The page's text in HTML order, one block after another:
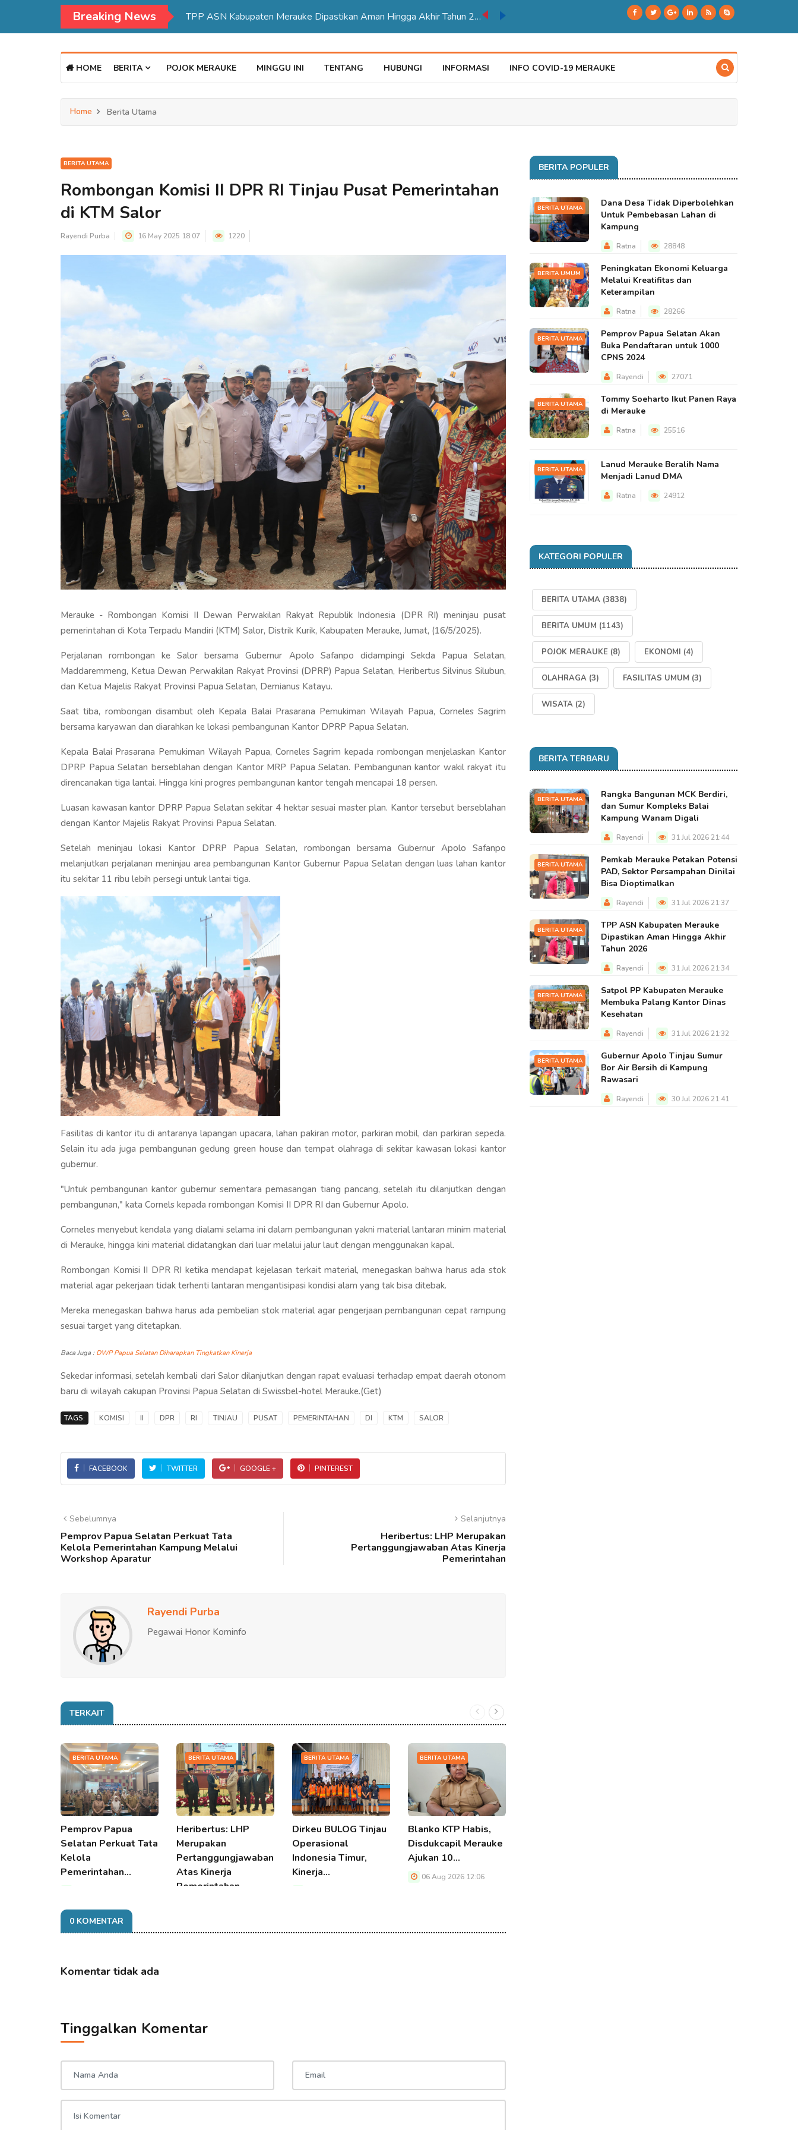
Breaking News TPP ASN Kabupaten Merauke Dipastikan Aman Hingga Akhir Tahun 2026
HOME BERITA POJOK MERAUKE MINGGU INI TENTANG HUBUNGI INFORMASI INFO COVID-19 MERAUKE
Home Berita Utama
BERITA UTAMA
Rombongan Komisi II DPR RI Tinjau Pusat Pemerintahan
di KTM Salor
Rayendi Purba 16 May 2025 18:07 1220
Merauke - Rombongan Komisi II Dewan Perwakilan Rakyat Republik Indonesia (DPR RI) meninjau pusat
pemerintahan di Kota Terpadu Mandiri (KTM) Salor, Distrik Kurik, Kabupaten Merauke, Jumat, (16/5/2025).
Perjalanan rombongan ke Salor bersama Gubernur Apolo Safanpo didampingi Sekda Papua Selatan,
Maddaremmeng, Ketua Dewan Perwakilan Rakyat Provinsi (DPRP) Papua Selatan, Heribertus Silvinus Silubun,
dan Ketua Majelis Rakyat Provinsi Papua Selatan, Demianus Katayu.
Saat tiba, rombongan disambut oleh Kepala Balai Prasarana Pemukiman Wilayah Papua, Corneles Sagrim
bersama karyawan dan diarahkan ke lokasi pembangunan Kantor DPRP Papua Selatan.
Kepala Balai Prasarana Pemukiman Wilayah Papua, Corneles Sagrim kepada rombongan menjelaskan Kantor
DPRP Papua Selatan berseblahan dengan Kantor MRP Papua Selatan. Pembangunan kantor wakil rakyat itu
direncanakan tiga lantai. Hingga kini progres pembangunan kantor tengah mencapai 18 persen.
Luasan kawasan kantor DPRP Papua Selatan sekitar 4 hektar sesuai master plan. Kantor tersebut berseblahan
dengan Kantor Majelis Rakyat Provinsi Papua Selatan.
Setelah meninjau lokasi Kantor DPRP Papua Selatan, rombongan bersama Gubernur Apolo Safanpo
melanjutkan perjalanan meninjau area pembangunan Kantor Gubernur Papua Selatan dengan luas lahan kantor
itu sekitar 11 ribu lebih persegi untuk lantai tiga.
Fasilitas di kantor itu di antaranya lapangan upacara, lahan pakiran motor, parkiran mobil, dan parkiran sepeda.
Selain itu ada juga pembangunan gedung green house dan tempat olahraga di sekitar kawasan lokasi kantor
gubernur.
"Untuk pembangunan kantor gubernur sementara pemasangan tiang pancang, setelah itu dilanjutkan dengan
pembangunan," kata Cornels kepada rombongan Komisi II DPR RI dan Gubernur Apolo.
Corneles menyebut kendala yang dialami selama ini dalam pembangunan yakni material lantaran minim material
di Merauke, hingga kini material didatangkan dari luar melalui jalur laut dengan menggunakan kapal.
Rombongan Komisi II DPR RI ketika mendapat kejelasan terkait material, menegaskan bahwa harus ada stok
material agar pekerjaan tidak terhenti lantaran mengantisipasi kondisi alam yang tak bisa ditebak.
Mereka menegaskan bahwa harus ada pembelian stok material agar pengerjaan pembangunan cepat rampung
sesuai target yang ditetapkan.
Baca Juga : DWP Papua Selatan Diharapkan Tingkatkan Kinerja
Sekedar informasi, setelah kembali dari Salor dilanjutkan dengan rapat evaluasi terhadap empat daerah otonom
baru di wilayah cakupan Provinsi Papua Selatan di Swissbel-hotel Merauke.(Get)
TAGS: KOMISI II DPR RI TINJAU PUSAT PEMERINTAHAN DI KTM SALOR
FACEBOOK TWITTER GOOGLE + PINTEREST
Sebelumnya
Pemprov Papua Selatan Perkuat Tata
Kelola Pemerintahan Kampung Melalui
Workshop Aparatur
Selanjutnya
Heribertus: LHP Merupakan
Pertanggungjawaban Atas Kinerja
Pemerintahan
Rayendi Purba
Pegawai Honor Kominfo
TERKAIT
BERITA UTAMA
Pemprov Papua
Selatan Perkuat Tata
Kelola
Pemerintahan…
BERITA UTAMA
Heribertus: LHP
Merupakan
Pertanggungjawaban
Atas Kinerja
Pemerintahan
BERITA UTAMA
Dirkeu BULOG Tinjau
Operasional
Indonesia Timur,
Kinerja…
BERITA UTAMA
Blanko KTP Habis,
Disdukcapil Merauke
Ajukan 10…
06 Aug 2026 12:06
0 KOMENTAR
Komentar tidak ada
Tinggalkan Komentar
BERITA POPULER
BERITA UTAMA
Dana Desa Tidak Diperbolehkan
Untuk Pembebasan Lahan di
Kampung
Ratna 28848
BERITA UMUM
Peningkatan Ekonomi Keluarga
Melalui Kreatifitas dan
Keterampilan
Ratna 28266
BERITA UTAMA
Pemprov Papua Selatan Akan
Buka Pendaftaran untuk 1000
CPNS 2024
Rayendi 27071
BERITA UTAMA
Tommy Soeharto Ikut Panen Raya
di Merauke
Ratna 25516
BERITA UTAMA
Lanud Merauke Beralih Nama
Menjadi Lanud DMA
Ratna 24912
KATEGORI POPULER
BERITA UTAMA (3838)
BERITA UMUM (1143)
POJOK MERAUKE (8) EKONOMI (4)
OLAHRAGA (3) FASILITAS UMUM (3)
WISATA (2)
BERITA TERBARU
BERITA UTAMA
Rangka Bangunan MCK Berdiri,
dan Sumur Kompleks Balai
Kampung Wanam Digali
Rayendi 31 Jul 2026 21:44
BERITA UTAMA
Pemkab Merauke Petakan Potensi
PAD, Sektor Persampahan Dinilai
Bisa Dioptimalkan
Rayendi 31 Jul 2026 21:37
BERITA UTAMA
TPP ASN Kabupaten Merauke
Dipastikan Aman Hingga Akhir
Tahun 2026
Rayendi 31 Jul 2026 21:34
BERITA UTAMA
Satpol PP Kabupaten Merauke
Membuka Palang Kantor Dinas
Kesehatan
Rayendi 31 Jul 2026 21:32
BERITA UTAMA
Gubernur Apolo Tinjau Sumur
Bor Air Bersih di Kampung
Rawasari
Rayendi 30 Jul 2026 21:41